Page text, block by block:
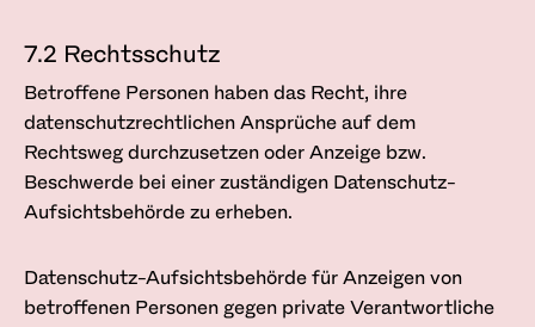
7.2 Rechtsschutz
Betroffene Personen haben das Recht, ihre
datenschutz­rechtlichen Ansprüche auf dem
Rechtsweg durchzusetzen oder Anzeige bzw.
Beschwerde bei einer zuständigen Datenschutz-
Aufsichtsbehörde zu erheben.
Datenschutz-Aufsichtsbehörde für Anzeigen von
betroffenen Personen gegen private Verantwortliche